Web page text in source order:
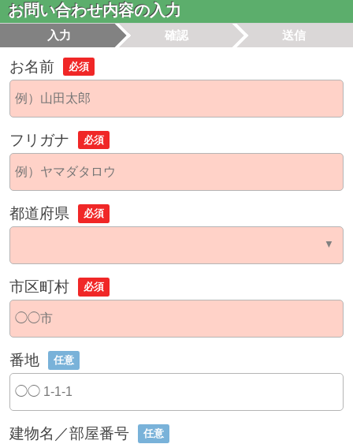
お問い合わせ内容の入力
入力 確認 送信
お名前 必須
フリガナ 必須
都道府県 必須
市区町村 必須
番地 任意
建物名／部屋番号 任意